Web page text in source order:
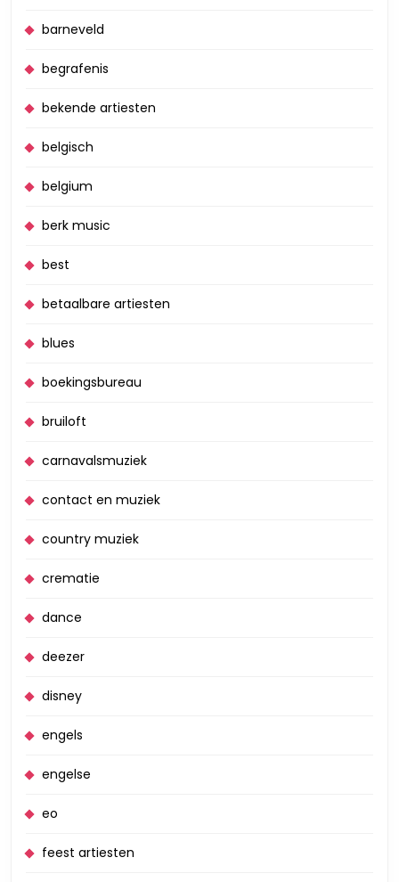
barneveld
begrafenis
bekende artiesten
belgisch
belgium
berk music
best
betaalbare artiesten
blues
boekingsbureau
bruiloft
carnavalsmuziek
contact en muziek
country muziek
crematie
dance
deezer
disney
engels
engelse
eo
feest artiesten